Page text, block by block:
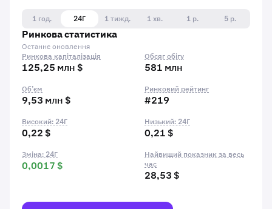
1 год. 24Г 1 тижд. 1 хв. 1 р.
5 р.
Ринкова статистика
Останнє оновлення
Ринкова капіталізація
125,25 млн $
Обсяг обігу
581 млн
Об’єм
9,53 млн $
Ринковий рейтинг
#219
Високий: 24Г
0,22 $
Низький: 24Г
0,21 $
Зміна: 24Г
0,0017 $
Найвищий показник за весь
час
28,53 $